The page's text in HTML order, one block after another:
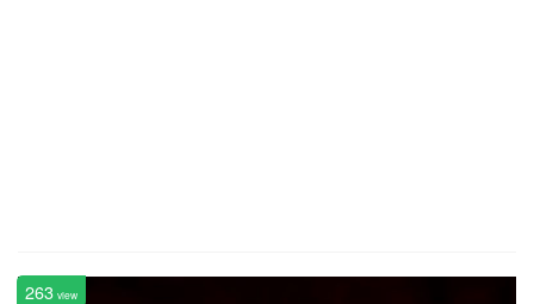
263 view